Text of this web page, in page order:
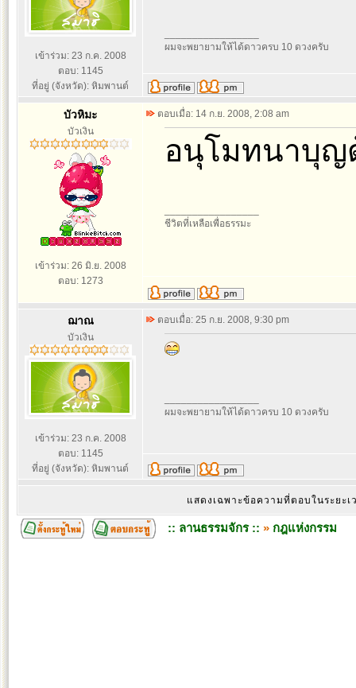
เข้าร่วม: 23 ก.ค. 2008
ตอบ: 1145
ที่อยู่ (จังหวัด): หิมพานต์
ผมจะพยายามให้ได้ดาวครบ 10 ดวงครับ
บัวหิมะ
บัวเงิน
เข้าร่วม: 26 มิ.ย. 2008
ตอบ: 1273
ตอบเมื่อ: 14 ก.ย. 2008, 2:08 am
อนุโมทนาบุญ
ชีวิตที่เหลือเพื่อธรรมะ
ฌาณ
บัวเงิน
เข้าร่วม: 23 ก.ค. 2008
ตอบ: 1145
ที่อยู่ (จังหวัด): หิมพานต์
ตอบเมื่อ: 25 ก.ย. 2008, 9:30 pm
ผมจะพยายามให้ได้ดาวครบ 10 ดวงครับ
แสดงเฉพาะข้อความที่ตอบในระยะ
:: ลานธรรมจักร :: » กฎแห่งกรรม